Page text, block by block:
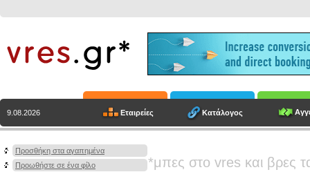
9.08.2026 Εταιρείες Κατάλογος
Προσθήκη στα αγαπημένα
Προωθήστε σε ένα φίλο
*μπες στο vres και βρες